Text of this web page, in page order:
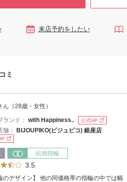
来店予約をしたい
ミ
ん（28歳・女性）
ランド： with Happiness.. 公式HP
舗： BIJOUPIKO(ビジュピコ) 銀座店
結婚指輪
3.5
のデザイン】 他の同価格帯の指輪の中では幅